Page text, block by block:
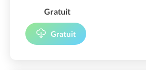
Gratuit
Gratuit